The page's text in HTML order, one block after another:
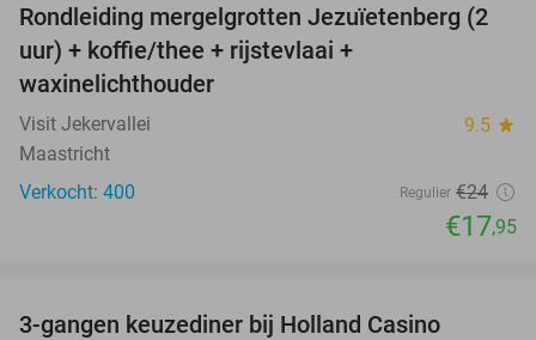
25%
Rondleiding mergelgrotten Jezuïetenberg (2
uur) + koffie/thee + rijstevlaai +
waxinelichthouder
Visit Jekervallei 9.5 star
Maastricht
Verkocht: 400
Regulier €24
€17,95
3-gangen keuzediner bij Holland Casino